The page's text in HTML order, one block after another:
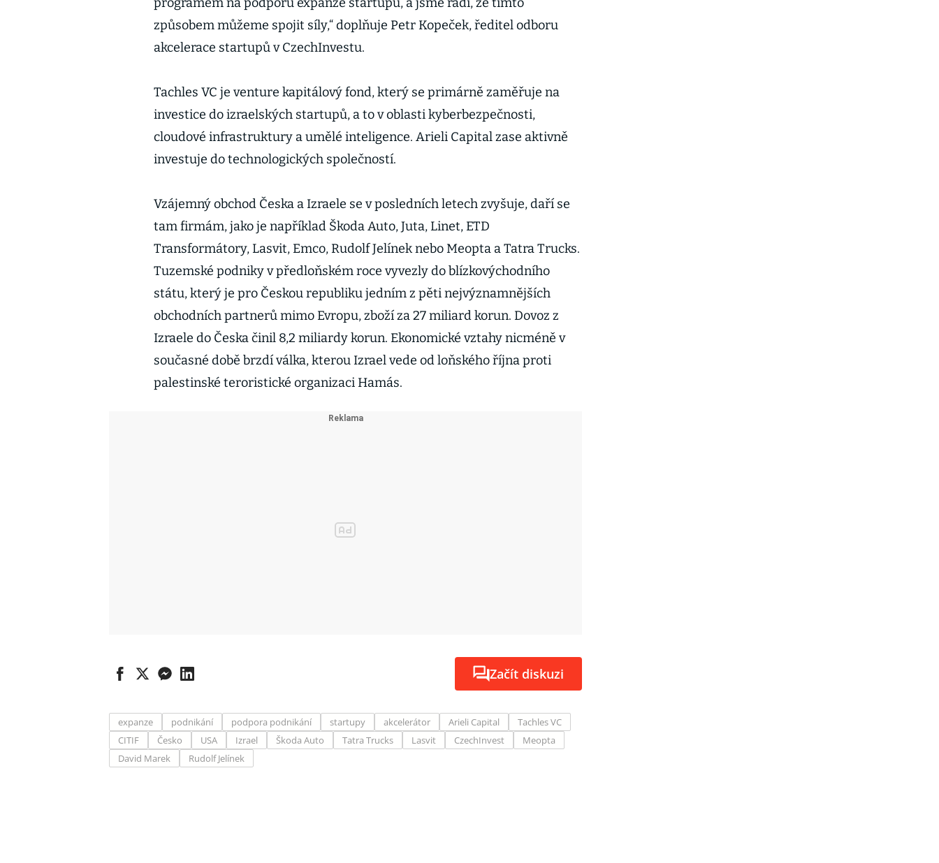
způsobem můžeme spojit síly,“ doplňuje Petr Kopeček, ředitel odboru
akcelerace startupů v CzechInvestu.
Tachles VC je venture kapitálový fond, který se primárně zaměřuje na
investice do izraelských startupů, a to v oblasti kyberbezpečnosti,
cloudové infrastruktury a umělé inteligence. Arieli Capital zase aktivně
investuje do technologických společností.
Vzájemný obchod Česka a Izraele se v posledních letech zvyšuje, daří se
tam firmám, jako je například Škoda Auto, Juta, Linet, ETD
Transformátory, Lasvit, Emco, Rudolf Jelínek nebo Meopta a Tatra Trucks.
Tuzemské podniky v předloňském roce vyvezly do blízkovýchodního
státu, který je pro Českou republiku jedním z pěti nejvýznamnějších
obchodních partnerů mimo Evropu, zboží za 27 miliard korun. Dovoz z
Izraele do Česka činil 8,2 miliardy korun. Ekonomické vztahy nicméně v
současné době brzdí válka, kterou Izrael vede od loňského října proti
palestinské teroristické organizaci Hamás.
Začít diskuzi
expanze podnikání podpora podnikání startupy akcelerátor Arieli Capital
Tachles VC
CITIF
Česko USA Izrael Škoda Auto Tatra Trucks Lasvit CzechInvest
Meopta
David Marek
Rudolf Jelínek